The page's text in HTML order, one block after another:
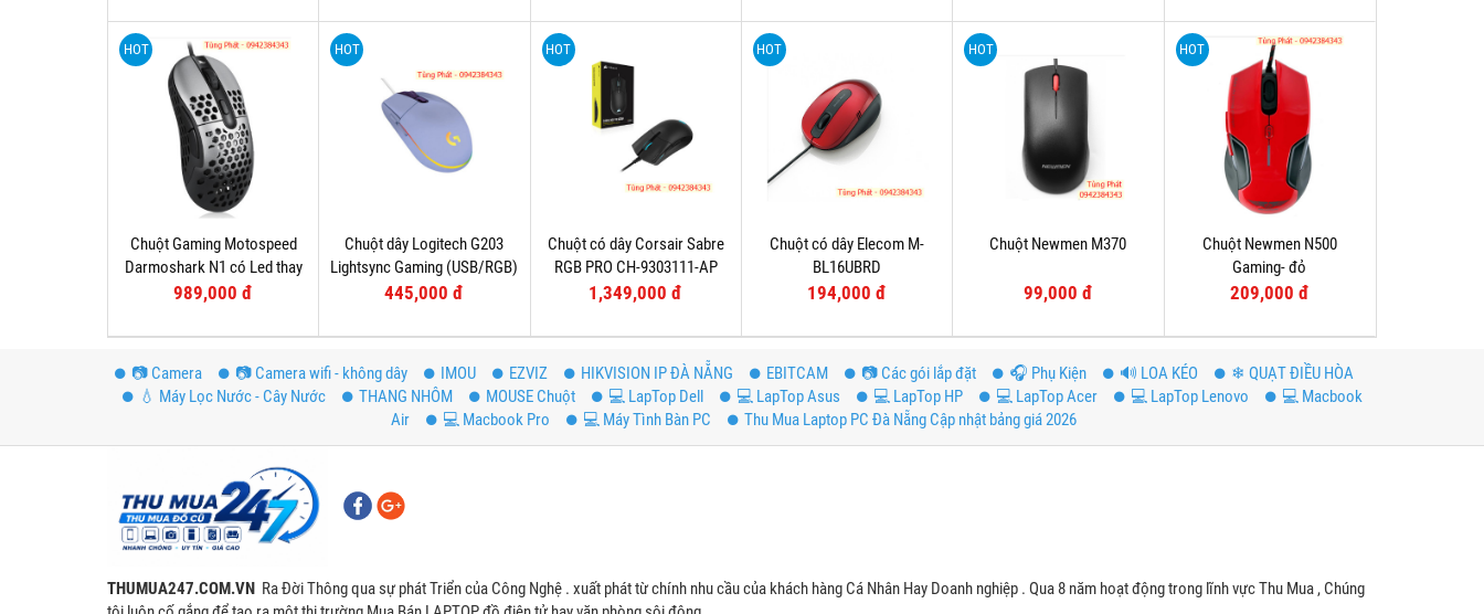
HOT
Chuột Gaming Motospeed
Darmoshark N1 có Led thay
đổi theo DPI
989,000 đ
HOT
Chuột dây Logitech G203
Lightsync Gaming (USB/RGB)
Tím
445,000 đ
HOT
Chuột có dây Corsair Sabre
RGB PRO CH-9303111-AP
1,349,000 đ
HOT
Chuột có dây Elecom M-
BL16UBRD
194,000 đ
HOT
Chuột Newmen M370
99,000 đ
HOT
Chuột Newmen N500
Gaming- đỏ
209,000 đ
📷 Camera 📷 Camera wifi - không dây IMOU EZVIZ HIKVISION IP ĐÀ NẴNG EBITCAM 📷 Các gói lắp đặt ️🎧 Phụ Kiện 🔊 LOA KÉO
❄ QUẠT ĐIỀU HÒA
💧 Máy Lọc Nước - Cây Nước
THANG NHÔM MOUSE Chuột 💻 LapTop Dell 💻 LapTop Asus 💻 LapTop HP 💻 LapTop Acer 💻 LapTop Lenovo
💻 Macbook
Air
💻 Macbook Pro 💻 Máy Tình Bàn PC Thu Mua Laptop PC Đà Nẵng Cập nhật bảng giá 2026
THUMUA247.COM.VN Ra Đời Thông qua sự phát Triển của Công Nghệ . xuất phát từ chính nhu cầu của khách hàng Cá Nhân Hay Doanh nghiệp . Qua 8 năm hoạt động trong lĩnh vực Thu Mua , Chúng